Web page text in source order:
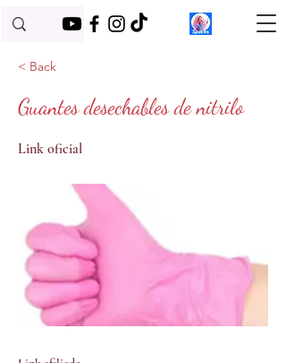
< Back
Guantes desechables de nitrilo
Link oficial